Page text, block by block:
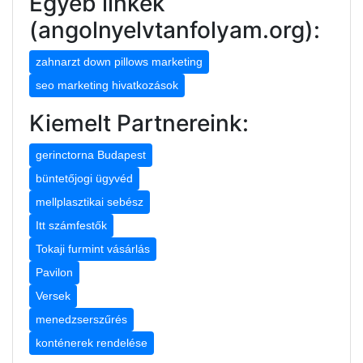
(angolnyelvtanfolyam.org):
zahnarzt down pillows marketing
seo marketing hivatkozások
Kiemelt Partnereink:
gerinctorna Budapest
büntetőjogi ügyvéd
mellplasztikai sebész
Itt számfestők
Tokaji furmint vásárlás
Pavilon
Versek
menedzserszűrés
konténerek rendelése